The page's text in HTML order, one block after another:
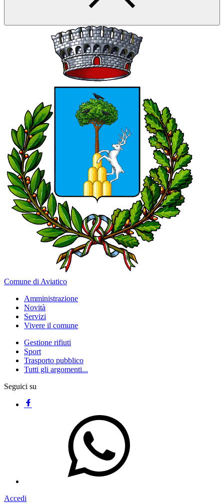
Comune di Aviatico
Amministrazione
Novità
Servizi
Vivere il comune
Gestione rifiuti
Sport
Trasporto pubblico
Tutti gli argomenti...
Seguici su
Accedi